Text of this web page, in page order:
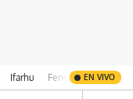
Ifarhu Fenómeno de El
EN VIVO